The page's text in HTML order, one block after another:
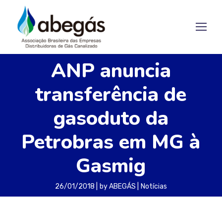
ANP anuncia
transferência de
gasoduto da
Petrobras em MG à
Gasmig
26/01/2018 byABEGÁS Notícias